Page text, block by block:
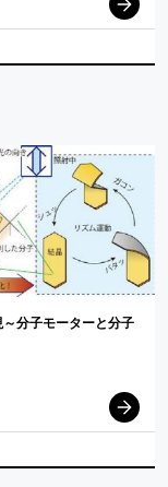
～分子モーターと分子